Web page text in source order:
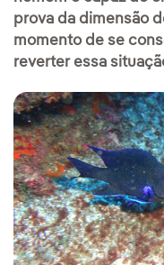
prova da dimensão
momento de se
reverter essa